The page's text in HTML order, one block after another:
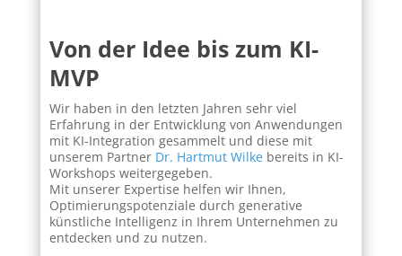
Von der Idee bis zum KI-
MVP
Wir haben in den letzten Jahren sehr viel
Erfahrung in der Entwicklung von Anwendungen
mit KI-Integration gesammelt und diese mit
unserem Partner Dr. Hartmut Wilkebereits in KI-
Workshops weitergegeben.
Mit unserer Expertise helfen wir Ihnen,
Optimierungspotenziale durch generative
künstliche Intelligenz in Ihrem Unternehmen zu
entdecken und zu nutzen.